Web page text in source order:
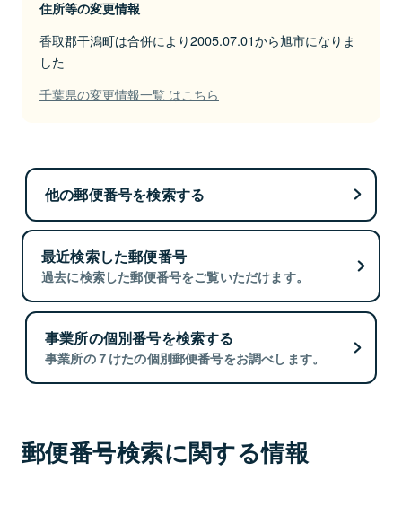
住所等の変更情報
香取郡干潟町は合併により2005.07.01から旭市になりま
した
千葉県の変更情報一覧 はこちら
他の郵便番号を検索する
最近検索した郵便番号
過去に検索した郵便番号をご覧いただけます。
事業所の個別番号を検索する
事業所の７けたの個別郵便番号をお調べします。
郵便番号検索に関する情報